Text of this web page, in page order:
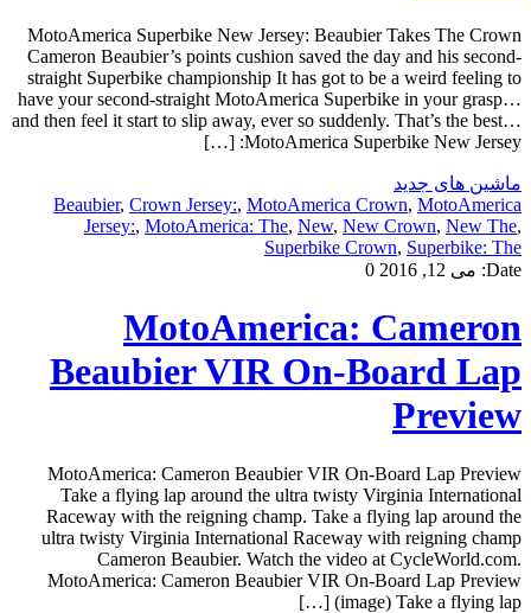
MotoAmerica Superbike New Jersey: Beaubier Takes The Crown
Cameron Beaubier’s points cushion saved the day and his second-
straight Superbike championship It has got to be a weird feeling to
have your second-straight MotoAmerica Superbike in your grasp…
and then feel it start to slip away, ever so suddenly. That’s the best…
MotoAmerica Superbike New Jersey: […]
ماشین های جدید
Beaubier, Crown Jersey:, MotoAmerica Crown, MotoAmerica
Jersey:, MotoAmerica: The, New, New Crown, New The,
Superbike Crown, Superbike: The
Date: می 12, 2016 0
MotoAmerica: Cameron
Beaubier VIR On-Board Lap
Preview
MotoAmerica: Cameron Beaubier VIR On-Board Lap Preview
Take a flying lap around the ultra twisty Virginia International
Raceway with the reigning champ. Take a flying lap around the
ultra twisty Virginia International Raceway with reigning champ
Cameron Beaubier. Watch the video at CycleWorld.com.
MotoAmerica: Cameron Beaubier VIR On-Board Lap Preview
(image) Take a flying lap […]